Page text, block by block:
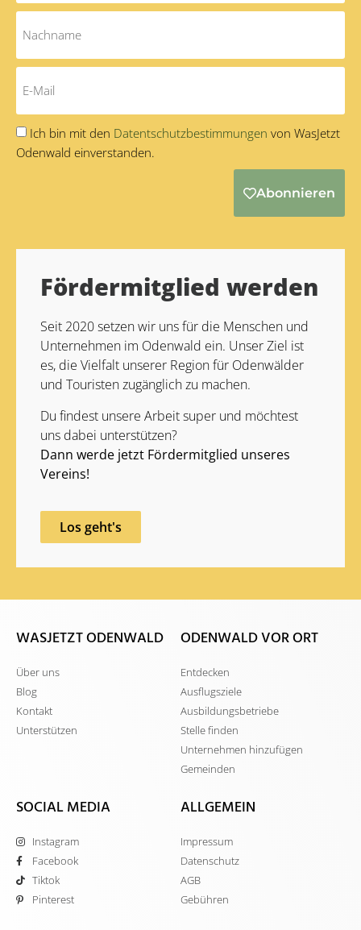
Ich bin mit den Datentschutzbestimmungen von WasJetzt
Odenwald einverstanden.
Abonnieren
Fördermitglied werden
Seit 2020 setzen wir uns für die Menschen und
Unternehmen im Odenwald ein. Unser Ziel ist
es, die Vielfalt unserer Region für Odenwälder
und Touristen zugänglich zu machen.
Du findest unsere Arbeit super und möchtest
uns dabei unterstützen?
Dann werde jetzt Fördermitglied unseres
Vereins!
Los geht's
WASJETZT ODENWALD
Über uns
Blog
Kontakt
Unterstützen
ODENWALD VOR ORT
Entdecken
Ausflugsziele
Ausbildungsbetriebe
Stelle finden
Unternehmen hinzufügen
Gemeinden
SOCIAL MEDIA
Instagram
Facebook
Tiktok
Pinterest
ALLGEMEIN
Impressum
Datenschutz
AGB
Gebühren